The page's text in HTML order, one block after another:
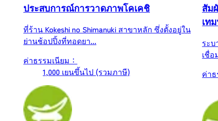
ประสบการณ์การวาดภาพโคเคชิ
ที่ร้าน Kokeshi no Shimanuki สาขาหลัก ซึ่งตั้งอยู่ใน
ย่านช้อปปิ้งที่ทอดยา...
ค่าธรรมเนียม：
1,000 เยนขึ้นไป (รวมภาษี)
สัม
เท
ระ
เชื่อ
ค่า